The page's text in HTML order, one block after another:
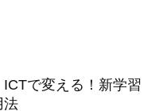
で変える！新学習
法